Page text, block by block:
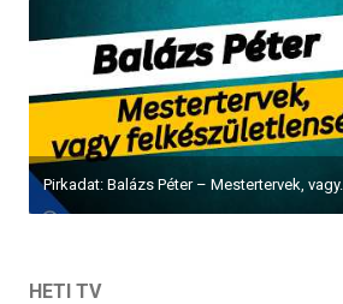
Pirkadat: Balázs Péter – Mestertervek, vagy...
HETI TV